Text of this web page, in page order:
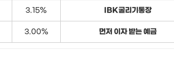
3.15% IBK굴리기통장
3.00% 먼저 이자 받는 예금